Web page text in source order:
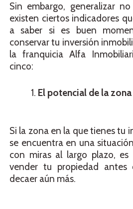
Sin embargo, generalizar
existen ciertos indicadores
a saber si es buen
conservar tu inversión
la franquicia Alfa
cinco:
El potencial de la zona
Si la zona en la que tienes tu
se encuentra en una
con miras al largo plazo, es
vender tu propiedad antes
decaer aún más.